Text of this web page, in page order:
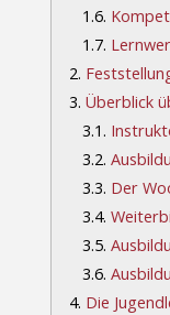
1.6.
1.7.
2.
3. Überblick
3.1.
3.2.
3.3. Der
3.4.
3.5.
3.6.
4. Die